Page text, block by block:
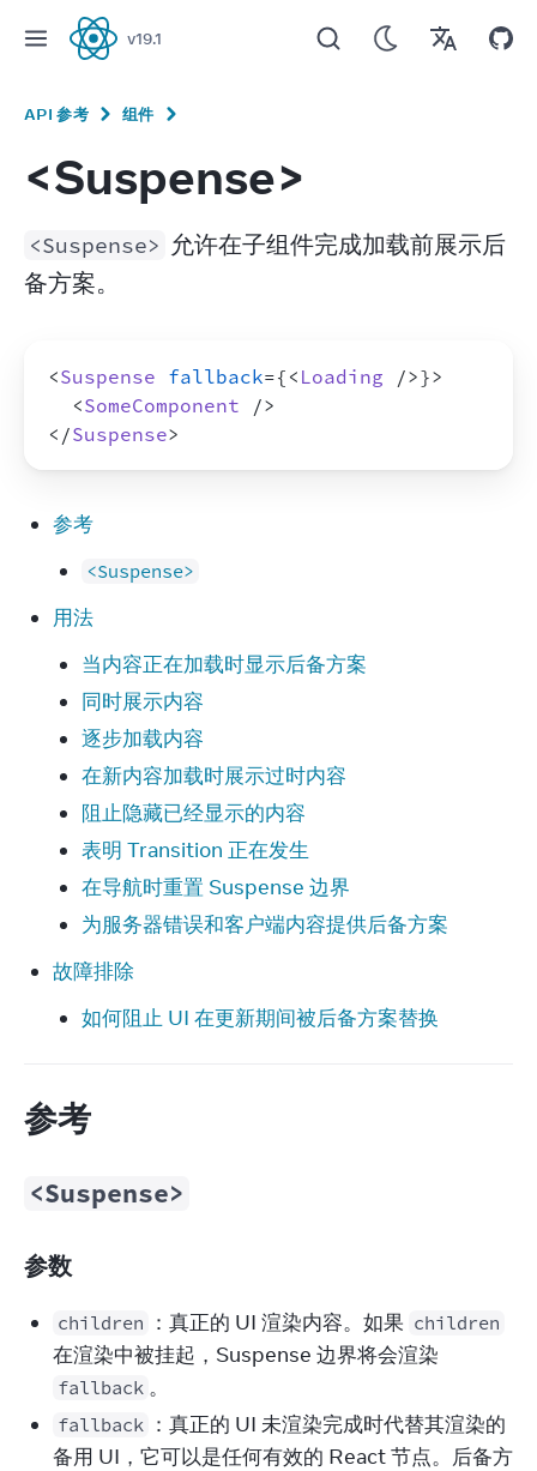
React
v19.1
API 参考 组件
<Suspense>
<Suspense> 允许在子组件完成加载前展示后
备方案。
<Suspense fallback={ < Loading />}>
<SomeComponent
/>
</Suspense>
参考
<Suspense>
用法
当内容正在加载时显示后备方案
同时展示内容
逐步加载内容
在新内容加载时展示过时内容
阻止隐藏已经显示的内容
表明 Transition 正在发生
在导航时重置 Suspense 边界
为服务器错误和客户端内容提供后备方案
故障排除
如何阻止 UI 在更新期间被后备方案替换
参考
<Suspense>
参数
children ：真正的 UI 渲染内容。如果 children
在渲染中被挂起，Suspense 边界将会渲染
fallback 。
fallback ：真正的 UI 未渲染完成时代替其渲染的
备用 UI，它可以是任何有效的 React 节点。后备方